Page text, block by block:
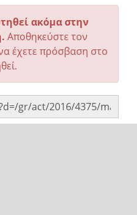
ακόμα στην
Αποθηκεύστε τον
έχετε πρόσβαση στο